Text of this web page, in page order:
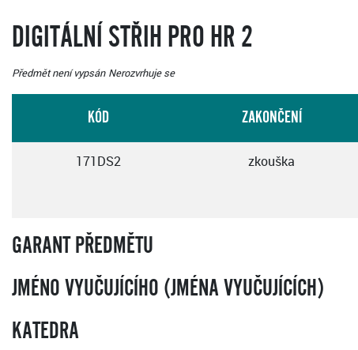
DIGITÁLNÍ STŘIH PRO HR 2
Předmět není vypsán Nerozvrhuje se
KÓD ZAKONČENÍ
171DS2 zkouška
GARANT PŘEDMĚTU
JMÉNO VYUČUJÍCÍHO (JMÉNA VYUČUJÍCÍCH)
KATEDRA